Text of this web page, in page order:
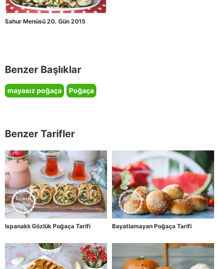
Sahur Menüsü 20. Gün 2015
Benzer Başlıklar
mayasız poğaça Poğaça
Benzer Tarifler
Ispanaklı Gözlük Poğaça Tarifi Bayatlamayan Poğaça Tarifi